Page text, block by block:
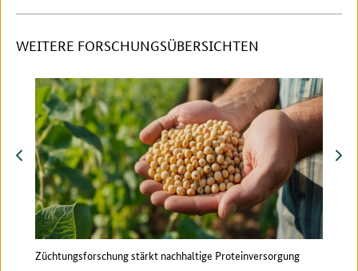
WEITERE FORSCHUNGSÜBERSICHTEN
zurück
Züchtungsforschung stärkt nachhaltige Proteinversorgung
vor